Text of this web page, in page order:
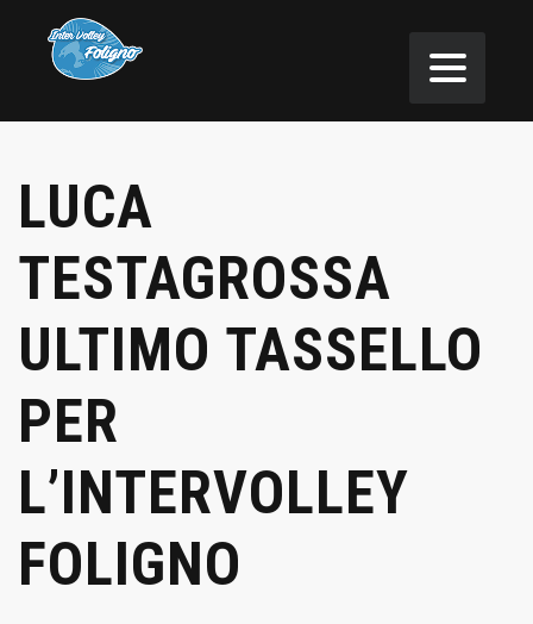
LUCA
TESTAGROSSA
ULTIMO TASSELLO
PER
L’INTERVOLLEY
FOLIGNO